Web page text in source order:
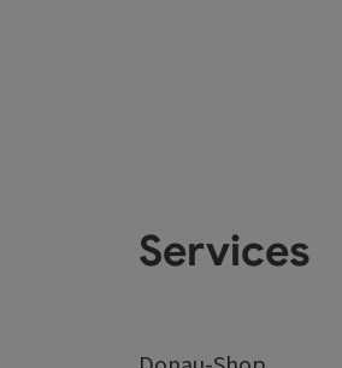
Services